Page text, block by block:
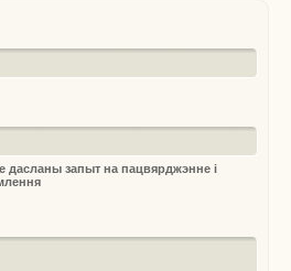
дасланы запыт на пацвярджэнне і